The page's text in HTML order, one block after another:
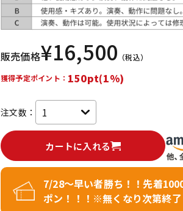
レコーディン
グ機器
配信/ラ
機器
販売価格¥16,500 （税込）
獲得予定ポイント： 150pt(1%)
注文数：
カートに入れる
7/28～早い者勝ち！！先着
ポン！！！※無くなり次第終了